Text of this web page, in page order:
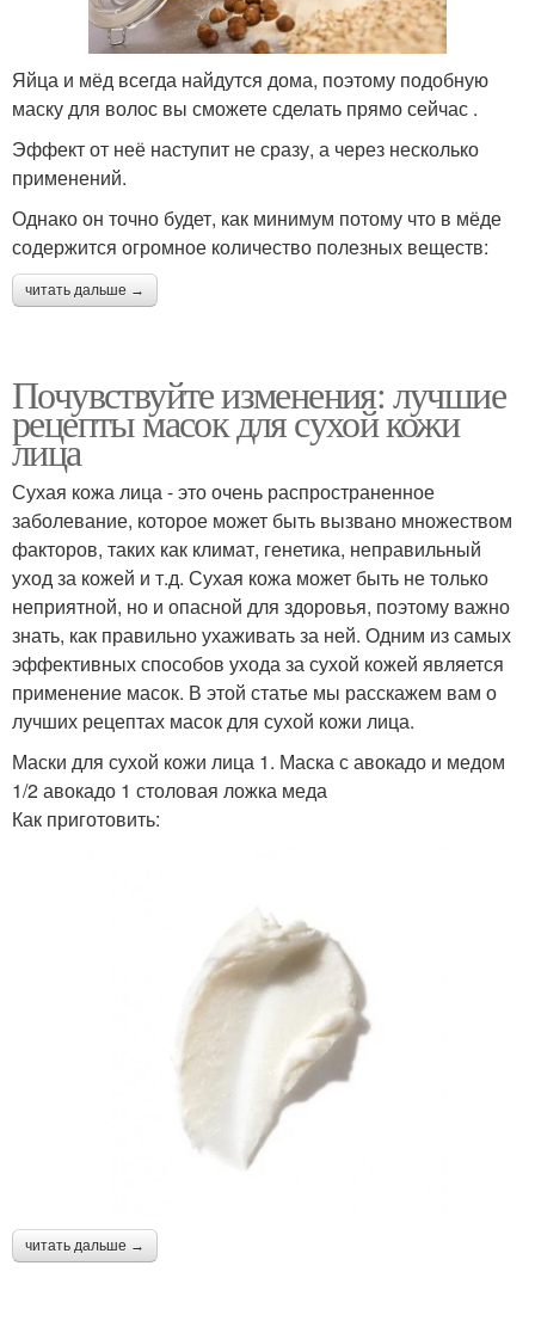
Яйца и мёд всегда найдутся дома, поэтому подобную
маску для волос вы сможете сделать прямо сейчас .
Эффект от неё наступит не сразу, а через несколько
применений.
Однако он точно будет, как минимум потому что в мёде
содержится огромное количество полезных веществ:
читать дальше →
Почувствуйте изменения: лучшие
рецепты масок для сухой кожи
лица
Сухая кожа лица - это очень распространенное
заболевание, которое может быть вызвано множеством
факторов, таких как климат, генетика, неправильный
уход за кожей и т.д. Сухая кожа может быть не только
неприятной, но и опасной для здоровья, поэтому важно
знать, как правильно ухаживать за ней. Одним из самых
эффективных способов ухода за сухой кожей является
применение масок. В этой статье мы расскажем вам о
лучших рецептах масок для сухой кожи лица.
Маски для сухой кожи лица 1. Маска с авокадо и медом
1/2 авокадо 1 столовая ложка меда
Как приготовить:
читать дальше →